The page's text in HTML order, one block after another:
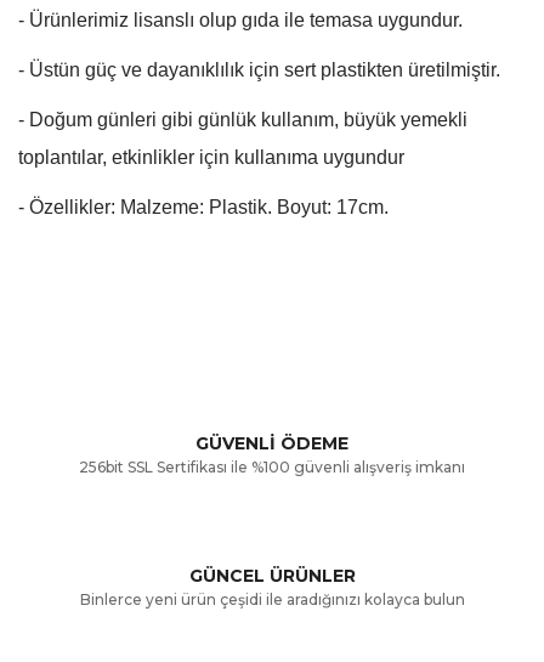
- Ürünlerimiz lisanslı olup gıda ile temasa uygundur.
- Üstün güç ve dayanıklılık için sert plastikten üretilmiştir.
- Doğum günleri gibi günlük kullanım, büyük yemekli
toplantılar, etkinlikler için kullanıma uygundur
- Özellikler: Malzeme: Plastik. Boyut: 17cm.
Ürün resmi kalitesiz, bozuk veya görüntülenemiyor.
Ürün bilgilerinde hatalar bulunuyor.
GÜVENLİ ÖDEME
256bit SSL Sertifikası ile %100 güvenli alışveriş imkanı
GÜNCEL ÜRÜNLER
Binlerce yeni ürün çeşidi ile aradığınızı kolayca bulun